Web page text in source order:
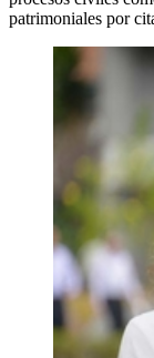
patrimoniales por